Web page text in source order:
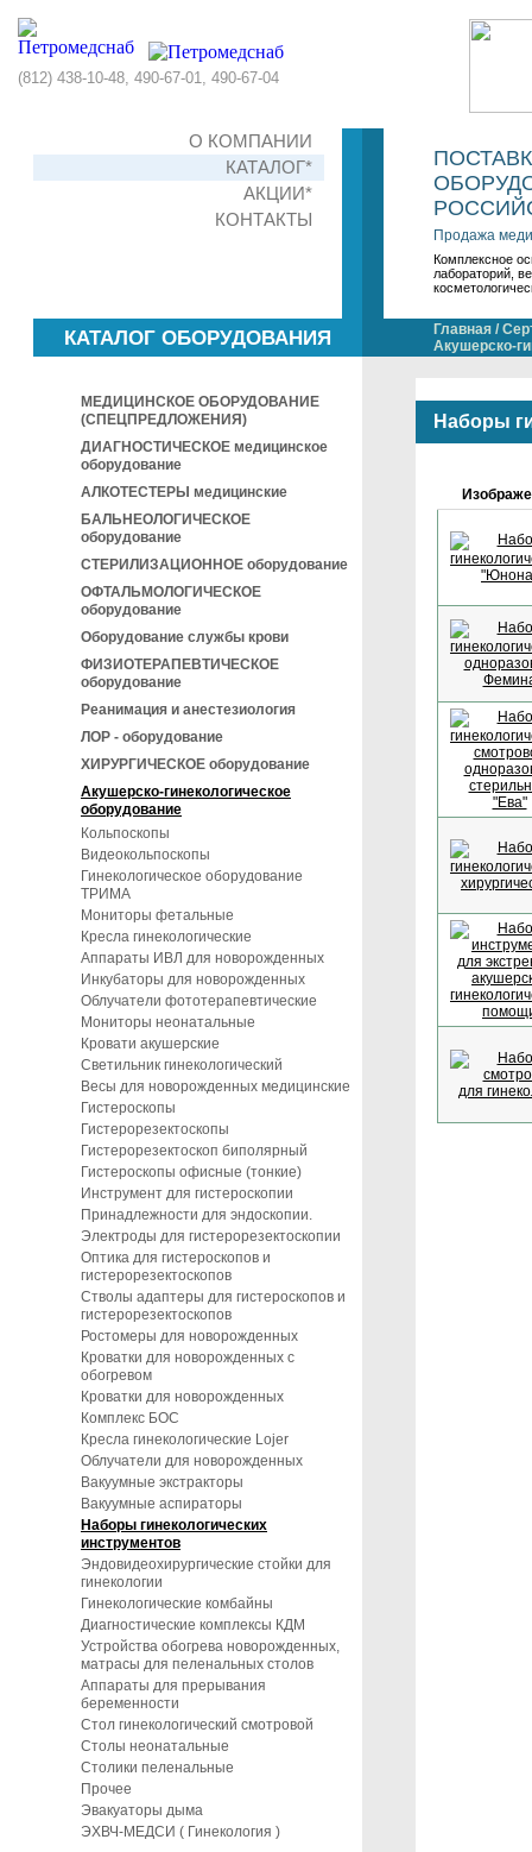
(812) 438-10-48, 490-67-01, 490-67-04
О КОМПАНИИ
КАТАЛОГ*
АКЦИИ*
КОНТАКТЫ
Продажа
Комплексное
лабораторий,
КАТАЛОГ ОБОРУДОВАНИЯ
МЕДИЦИНСКОЕ ОБОРУДОВАНИЕ
(СПЕЦПРЕДЛОЖЕНИЯ)
ДИАГНОСТИЧЕСКОЕ медицинское
оборудование
АЛКОТЕСТЕРЫ медицинские
БАЛЬНЕОЛОГИЧЕСКОЕ
оборудование
СТЕРИЛИЗАЦИОННОЕ оборудование
ОФТАЛЬМОЛОГИЧЕСКОЕ
оборудование
Оборудование службы крови
ФИЗИОТЕРАПЕВТИЧЕСКОЕ
оборудование
Реанимация и анестезиология
ЛОР - оборудование
ХИРУРГИЧЕСКОЕ оборудование
Акушерско-гинекологическое
оборудование
Кольпоскопы
Видеокольпоскопы
Гинекологическое оборудование
ТРИМА
Мониторы фетальные
Кресла гинекологические
Аппараты ИВЛ для новорожденных
Инкубаторы для новорожденных
Облучатели фототерапевтические
Мониторы неонатальные
Кровати акушерские
Светильник гинекологический
Весы для новорожденных медицинские
Гистероскопы
Гистерорезектоскопы
Гистерорезектоскоп биполярный
Гистероскопы офисные (тонкие)
Инструмент для гистероскопии
Принадлежности для эндоскопии.
Электроды для гистерорезектоскопии
Оптика для гистероскопов и
гистерорезектоскопов
Стволы адаптеры для гистероскопов и
гистерорезектоскопов
Ростомеры для новорожденных
Кроватки для новорожденных с
обогревом
Кроватки для новорожденных
Комплекс БОС
Креcла гинекологические Lojer
Облучатели для новорожденных
Вакуумные экстракторы
Вакуумные аспираторы
Наборы гинекологических
инструментов
Эндовидеохирургические стойки для
гинекологии
Гинекологические комбайны
Диагностические комплексы КДМ
Устройства обогрева новорожденных,
матрасы для пеленальных столов
Аппараты для прерывания
беременности
Стол гинекологический смотровой
Столы неонатальные
Столики пеленальные
Прочее
Эвакуаторы дыма
ЭХВЧ-МЕДСИ ( Гинекология )
Главная /
Акушерско-
Наборы